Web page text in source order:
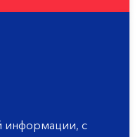
информации, с